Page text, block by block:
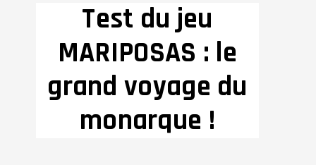
Test du jeu
MARIPOSAS : le
grand voyage du
monarque !